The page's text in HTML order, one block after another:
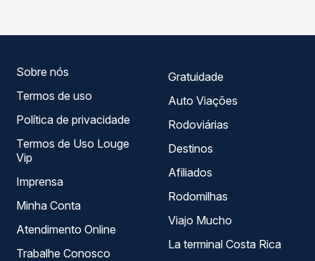
Sobre nós
Termos de uso
Política de privacidade
Termos de Uso Louge
Vip
Imprensa
Minha Conta
Atendimento Online
Trabalhe Conosco
Gratuidade
Auto Viações
Rodoviárias
Destinos
Afiliados
Rodomilhas
Viajo Mucho
La terminal Costa Rica